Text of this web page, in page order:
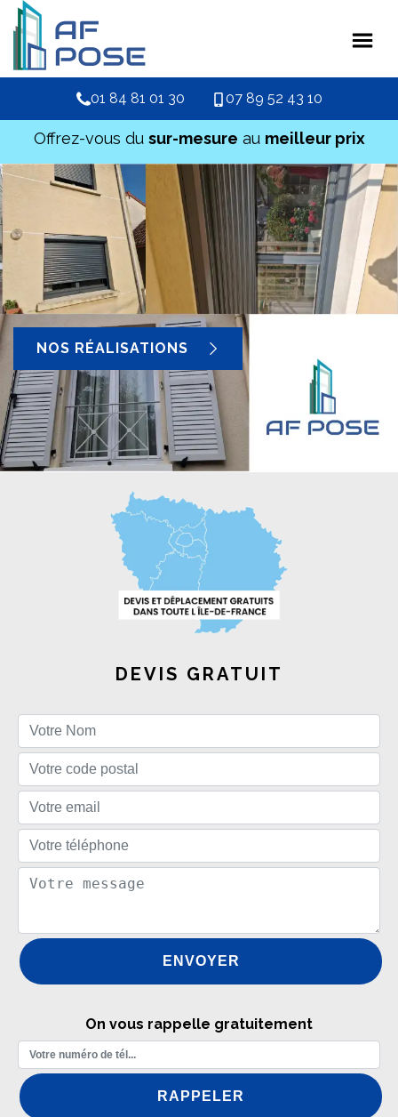
01 84 81 01 30 07 89 52 43 10
Offrez-vous du sur-mesure au meilleur prix
NOS RÉALISATIONS
DEVIS GRATUIT
On vous rappelle gratuitement